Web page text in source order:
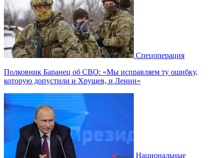
Спецоперация
Полковник Баранец об СВО: «Мы исправляем ту ошибку,
которую допустили и Хрущев, и Ленин»
Национальные